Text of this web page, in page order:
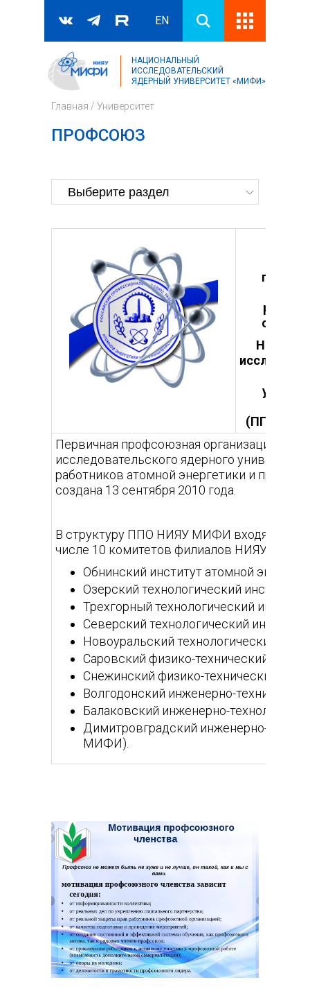
Форма поиска
Поиск
EN
НАЦИОНАЛЬНЫЙ
ИССЛЕДОВАТЕЛЬСКИЙ
ЯДЕРНЫЙ УНИВЕРСИТЕТ «МИФИ»
Главная / Университет
ПРОФСОЮЗ
(ППО
Первичная профсоюзная организация
исследовательского ядерного
работников атомной энергетики и
создана 13 сентября 2010 года.
В структуру ППО НИЯУ МИФИ входят 14
числе 10 комитетов филиалов НИЯУ
Обнинский институт атомной
Озерский технологический
Трехгорный технологический
Северский технологический
Новоуральский технологический
Саровский физико-технический
Снежинский физико-технический
Волгодонский инженерно-
Балаковский инженерно-
Димитровградский инженерно-
МИФИ).